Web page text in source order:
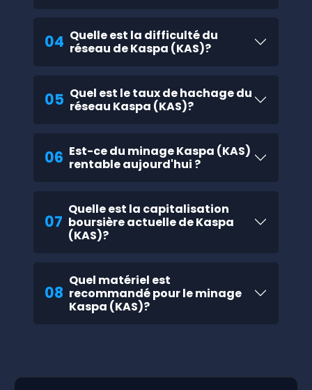
04 Quelle est la difficulté du
réseau de Kaspa (KAS)?
05 Quel est le taux de hachage du
réseau Kaspa (KAS)?
06 Est-ce du minage Kaspa (KAS)
rentable aujourd'hui ?
07
Quelle est la capitalisation
boursière actuelle de Kaspa
(KAS)?
08
Quel matériel est
recommandé pour le minage
Kaspa (KAS)?